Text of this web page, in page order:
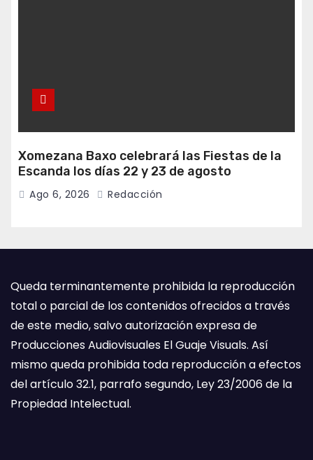
Xomezana Baxo celebrará las Fiestas de la
Escanda los días 22 y 23 de agosto
Ago 6, 2026 Redacción
Queda terminantemente prohibida la reproducción
total o parcial de los contenidos ofrecidos a través
de este medio, salvo autorización expresa de
Producciones Audiovisuales El Guaje Visuals. Así
mismo queda prohibida toda reproducción a efectos
del artículo 32.1, parrafo segundo, Ley 23/2006 de la
Propiedad Intelectual.